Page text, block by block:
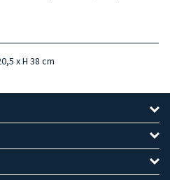
x H 38 cm